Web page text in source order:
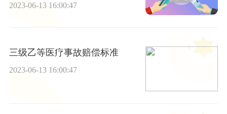
2023-06-13 16:00:47
三级乙等医疗事故赔偿标准
2023-06-13 16:00:47